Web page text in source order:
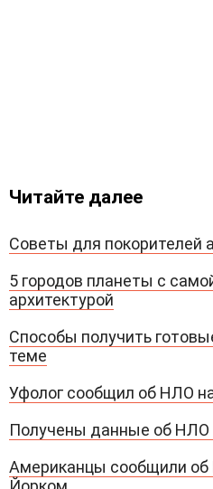
Читайте далее
Советы для покорителей
5 городов планеты с
архитектурой
Способы получить
теме
Уфолог сообщил об НЛО
Получены данные об НЛО
Американцы сообщили